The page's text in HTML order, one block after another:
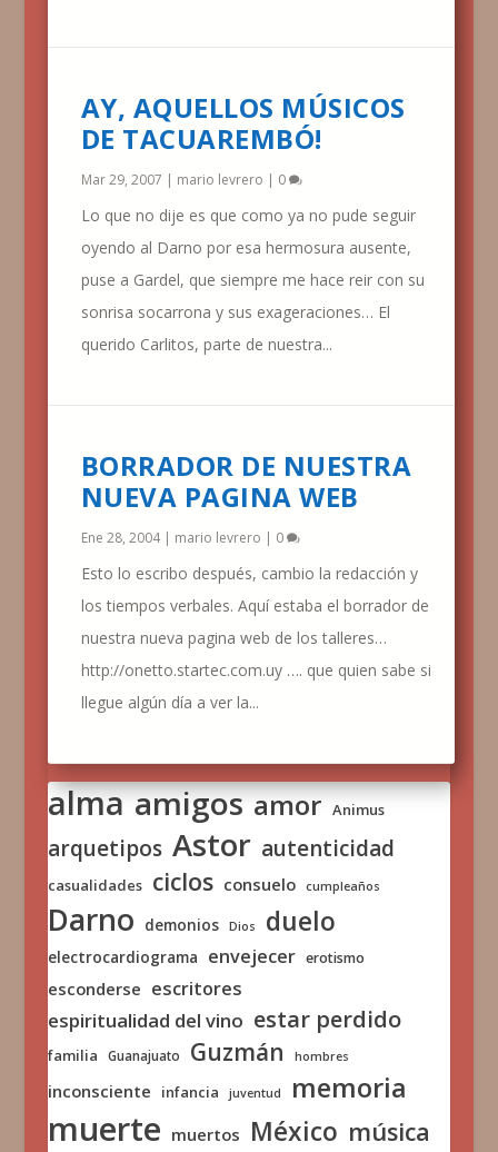
AY, AQUELLOS MÚSICOS
DE TACUAREMBÓ!
Mar 29, 2007 | mario levrero | 0
Lo que no dije es que como ya no pude seguir
oyendo al Darno por esa hermosura ausente,
puse a Gardel, que siempre me hace reir con su
sonrisa socarrona y sus exageraciones… El
querido Carlitos, parte de nuestra...
BORRADOR DE NUESTRA
NUEVA PAGINA WEB
Ene 28, 2004| mario levrero | 0
Esto lo escribo después, cambio la redacción y
los tiempos verbales. Aquí estaba el borrador de
nuestra nueva pagina web de los talleres…
http://onetto.startec.com.uy …. que quien sabe si
llegue algún día a ver la...
alma amigos amor Animus
arquetipos Astor autenticidad
casualidades ciclos consuelo cumpleaños
Darno demonios Dios duelo
electrocardiograma envejecer erotismo
esconderse escritores
espiritualidad del vino estar perdido
familia Guanajuato Guzmán hombres
inconsciente infancia juventud memoria
muerte muertos México música